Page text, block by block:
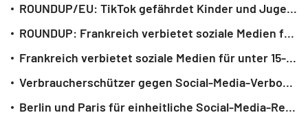
ROUNDUP/EU: TikTok gefährdet Kinder und Jugendliche - Strafe droht
ROUNDUP: Frankreich verbietet soziale Medien für unter 15-Jährige
Frankreich verbietet soziale Medien für unter 15-Jährige
Verbraucherschützer gegen Social-Media-Verbot für Kinder
Berlin und Paris für einheitliche Social-Media-Regeln